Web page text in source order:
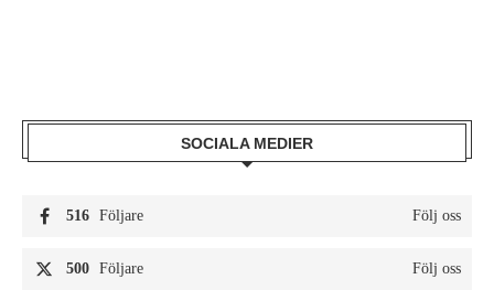
SOCIALA MEDIER
516 Följare Följ oss
500 Följare Följ oss